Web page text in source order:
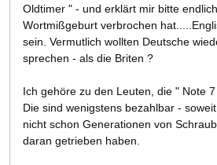
Oldtimer " - und erklärt mir bitte
Wortmißgeburt verbrochen
sein. Vermutlich wollten Deutsche
sprechen - als die Briten ?
Ich gehöre zu den Leuten, die " Note
Die sind wenigstens bezahlbar -
nicht schon Generationen von
daran getrieben haben.